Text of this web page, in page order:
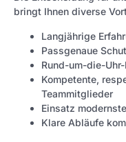
bringt Ihnen diverse
Langjährige
Passgenaue
Rund-um-die-
Kompetente,
Teammitglieder
Einsatz
Klare Abläufe